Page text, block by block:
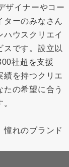
ザイナーやコー
ターのみなさん
ウスクリエイ
スです。設立以
社超を支援
績を持つクリエ
の希望に合う
憧れのブランド